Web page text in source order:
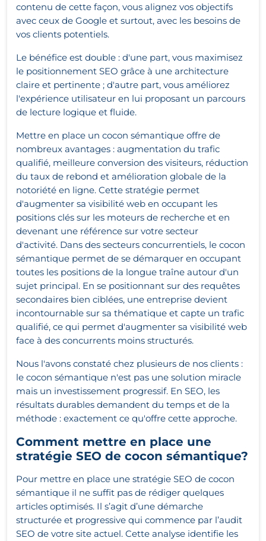
contenu de cette façon, vous alignez vos objectifs
avec ceux de Google et surtout, avec les besoins de
vos clients potentiels.
Le bénéfice est double : d'une part, vous maximisez
le positionnement SEO grâce à une architecture
claire et pertinente ; d'autre part, vous améliorez
l'expérience utilisateur en lui proposant un parcours
de lecture logique et fluide.
Mettre en place un cocon sémantique offre de
nombreux avantages : augmentation du trafic
qualifié, meilleure conversion des visiteurs, réduction
du taux de rebond et amélioration globale de la
notoriété en ligne. Cette stratégie permet
d'augmenter sa visibilité web en occupant les
positions clés sur les moteurs de recherche et en
devenant une référence sur votre secteur
d'activité. Dans des secteurs concurrentiels, le cocon
sémantique permet de se démarquer en occupant
toutes les positions de la longue traîne autour d'un
sujet principal. En se positionnant sur des requêtes
secondaires bien ciblées, une entreprise devient
incontournable sur sa thématique et capte un trafic
qualifié, ce qui permet d'augmenter sa visibilité web
face à des concurrents moins structurés.
Nous l'avons constaté chez plusieurs de nos clients :
le cocon sémantique n'est pas une solution miracle
mais un investissement progressif. En SEO, les
résultats durables demandent du temps et de la
méthode : exactement ce qu'offre cette approche.
Comment mettre en place une
stratégie SEO de cocon sémantique?
Pour mettre en place une stratégie SEO de cocon
sémantique il ne suffit pas de rédiger quelques
articles optimisés. Il s’agit d’une démarche
structurée et progressive qui commence par l’audit
SEO de votre site actuel. Cette analyse identifie les